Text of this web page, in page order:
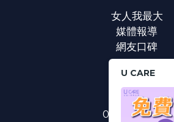
女人我最大
媒體報導
網友口碑
聯絡我們
0800-233-233
U CARE